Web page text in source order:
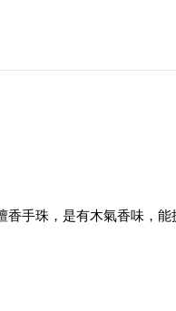
手珠，是有木氣香味，